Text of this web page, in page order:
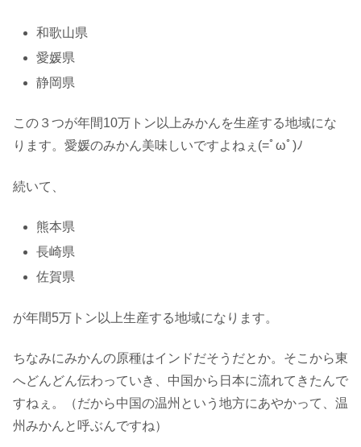
和歌山県
愛媛県
静岡県
この３つが年間10万トン以上みかんを生産する地域にな
ります。愛媛のみかん美味しいですよねぇ(=ﾟωﾟ)ﾉ
続いて、
熊本県
長崎県
佐賀県
が年間5万トン以上生産する地域になります。
ちなみにみかんの原種はインドだそうだとか。そこから東
へどんどん伝わっていき、中国から日本に流れてきたんで
すねぇ。（だから中国の温州という地方にあやかって、温
州みかんと呼ぶんですね）